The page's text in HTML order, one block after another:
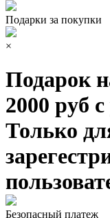
Подарки за покупки
×
Подарок
2000 руб
Только
Безопасный платеж